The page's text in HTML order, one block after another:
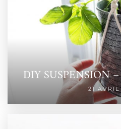
DIY SUSPENSION
21 AVRIL